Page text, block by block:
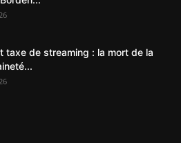
taxe de streaming : la mort de la